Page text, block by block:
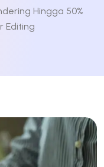
Hingga 50%
Editing